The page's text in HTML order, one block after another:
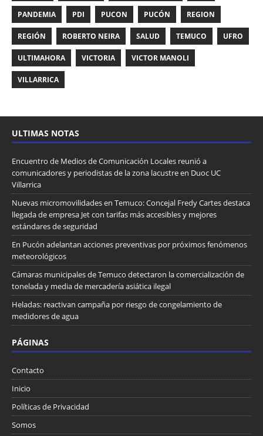
PANDEMIA PDI PUCON PUCÓN REGION
REGIÓN ROBERTO NEIRA SALUD TEMUCO UFRO
ULTIMAHORA VICTORIA VICTOR MANOLI
VILLARRICA
ULTIMAS NOTAS
Encuentro de Medios de Comunicación Locales reunió a
comunicadores y periodistas de la zona lacustre en Duoc UC
Villarrica
Nuevas micromovilidades en Temuco: Concejal Fredy Cartes destaca
llegada de empresa Jet con tarifas más accesibles y mejores
estándares de seguridad
En Pucón adelantan acciones preventivas por próximos fenómenos
meteorológicos
Cámaras municipales de Temuco detectaron la comercialización de
tonelada y media de mercadería asiática ilegal
Heladas: reactivan campaña por riesgo de congelamiento de
medidores de agua
PÁGINAS
Contacto
Inicio
Políticas de Privacidad
Somos